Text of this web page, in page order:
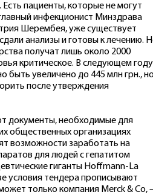
пациенты, которые не могут
инфекционист Минздрава
Шерембея, уже существует
анализы и готовы к лечению.
получат лишь около 2000
критическое. В следующем году
увеличено до 445 млн грн.,
после утверждения
документы, необходимые для
общественных организациях
возможности заработать на
для людей с гепатитом
гиганты Hoffmann-La
условия тендера прописывают
только компания Merck &